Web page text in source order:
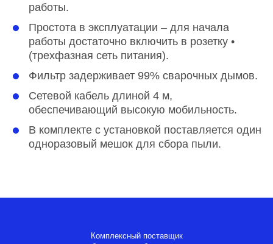
работы.
Простота в эксплуатации – для начала
работы достаточно включить в розетку •
(трехфазная сеть питания).
Фильтр задерживает 99% сварочных дымов.
Сетевой кабель длиной 4 м,
обеспечивающий высокую мобильность.
В комплекте с установкой поставляется один
одноразовый мешок для сбора пыли.
Комплексный поставщик